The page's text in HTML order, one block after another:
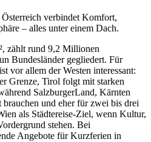
verbindet Komfort,
– alles unter einem Dach.
zählt rund 9,2 Millionen
Bundesländer gegliedert. Für
vor allem der Westen interessant:
Grenze, Tirol folgt mit starken
SalzburgerLand, Kärnten
und eher für zwei bis drei
als Städtereise-Ziel, wenn Kultur,
stehen. Bei
Angebote für Kurzferien in